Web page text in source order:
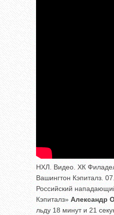
НХЛ. Видео. ХК
Вашингтон Кэпиталз.
Российский
Кэпиталз» Александр
льду 18 минут и 21